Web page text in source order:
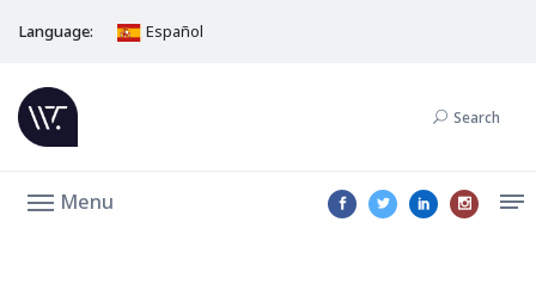
Language: Español
Search
Menu